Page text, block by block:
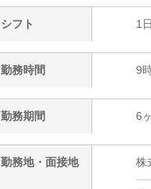
シフト 1
勤務時間 9
勤務期間 6
勤務地・面接地 株